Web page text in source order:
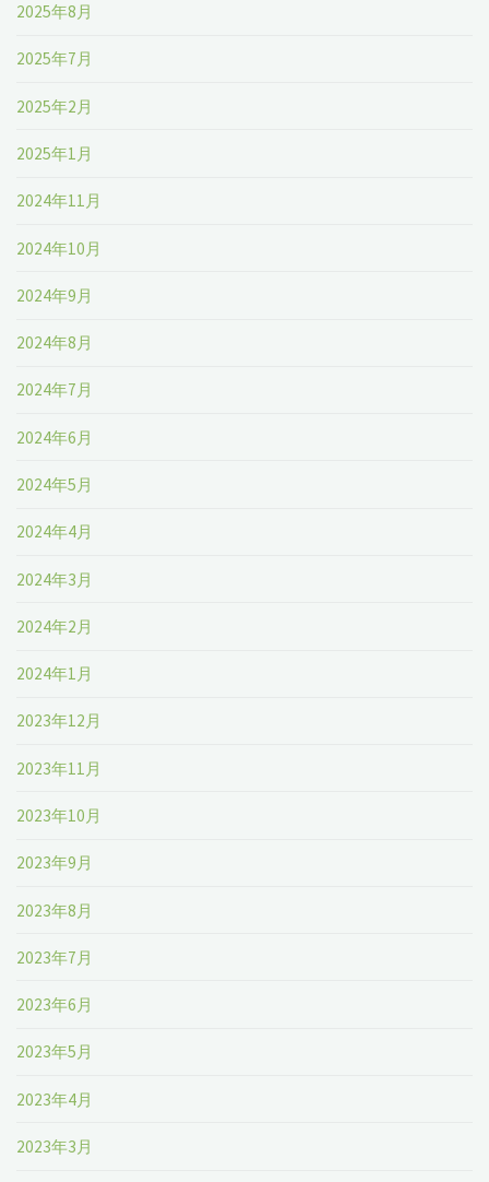
2025年8月
2025年7月
2025年2月
2025年1月
2024年11月
2024年10月
2024年9月
2024年8月
2024年7月
2024年6月
2024年5月
2024年4月
2024年3月
2024年2月
2024年1月
2023年12月
2023年11月
2023年10月
2023年9月
2023年8月
2023年7月
2023年6月
2023年5月
2023年4月
2023年3月